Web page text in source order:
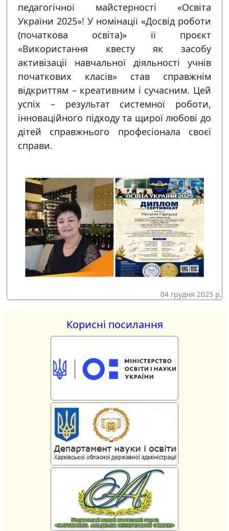
педагогічної майстерності «Освіта
України 2025»! У номінації «Досвід роботи
(початкова освіта)» її проєкт
«Використання квесту як засобу
активізації навчальної діяльності учнів
початкових класів» став справжнім
відкриттям – креативним і сучасним. Цей
успіх – результат системної роботи,
інноваційного підходу та щирої любові до
дітей справжнього професіонала своєї
справи.
04 грудня 2025 р.
Корисні посилання